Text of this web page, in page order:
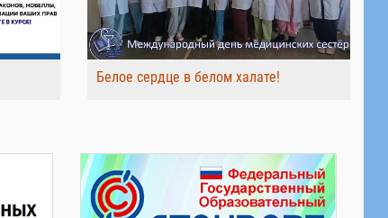
Белое сердце в белом халате!